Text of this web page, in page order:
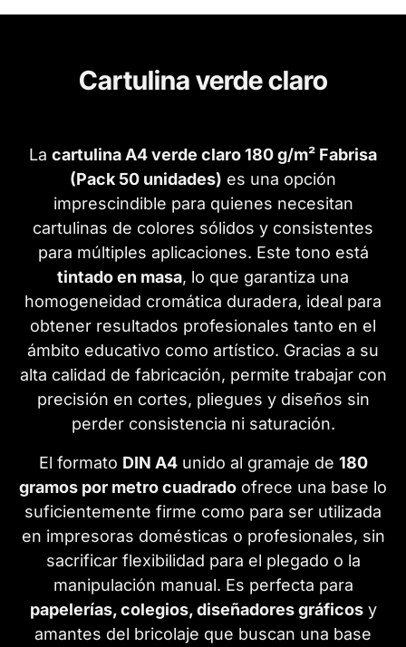
Cartulina verde claro
La cartulina A4 verde claro 180 g/m² Fabrisa
(Pack 50 unidades) es una opción
imprescindible para quienes necesitan
cartulinas de colores sólidos y consistentes
para múltiples aplicaciones. Este tono está
tintado en masa, lo que garantiza una
homogeneidad cromática duradera, ideal para
obtener resultados profesionales tanto en el
ámbito educativo como artístico. Gracias a su
alta calidad de fabricación, permite trabajar con
precisión en cortes, pliegues y diseños sin
perder consistencia ni saturación.
El formato DIN A4unido al gramaje de 180
gramos por metro cuadrado ofrece una base lo
suficientemente firme como para ser utilizada
en impresoras domésticas o profesionales, sin
sacrificar flexibilidad para el plegado o la
manipulación manual. Es perfecta para
papelerías, colegios, diseñadores gráficosy
amantes del bricolaje que buscan una base